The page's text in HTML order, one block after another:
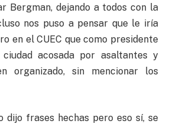
Bergman, dejando a todos con la
nos puso a pensar que le iría
en el CUEC que como presidente
acosada por asaltantes y
organizado, sin mencionar los
dijo frases hechas pero eso sí, se